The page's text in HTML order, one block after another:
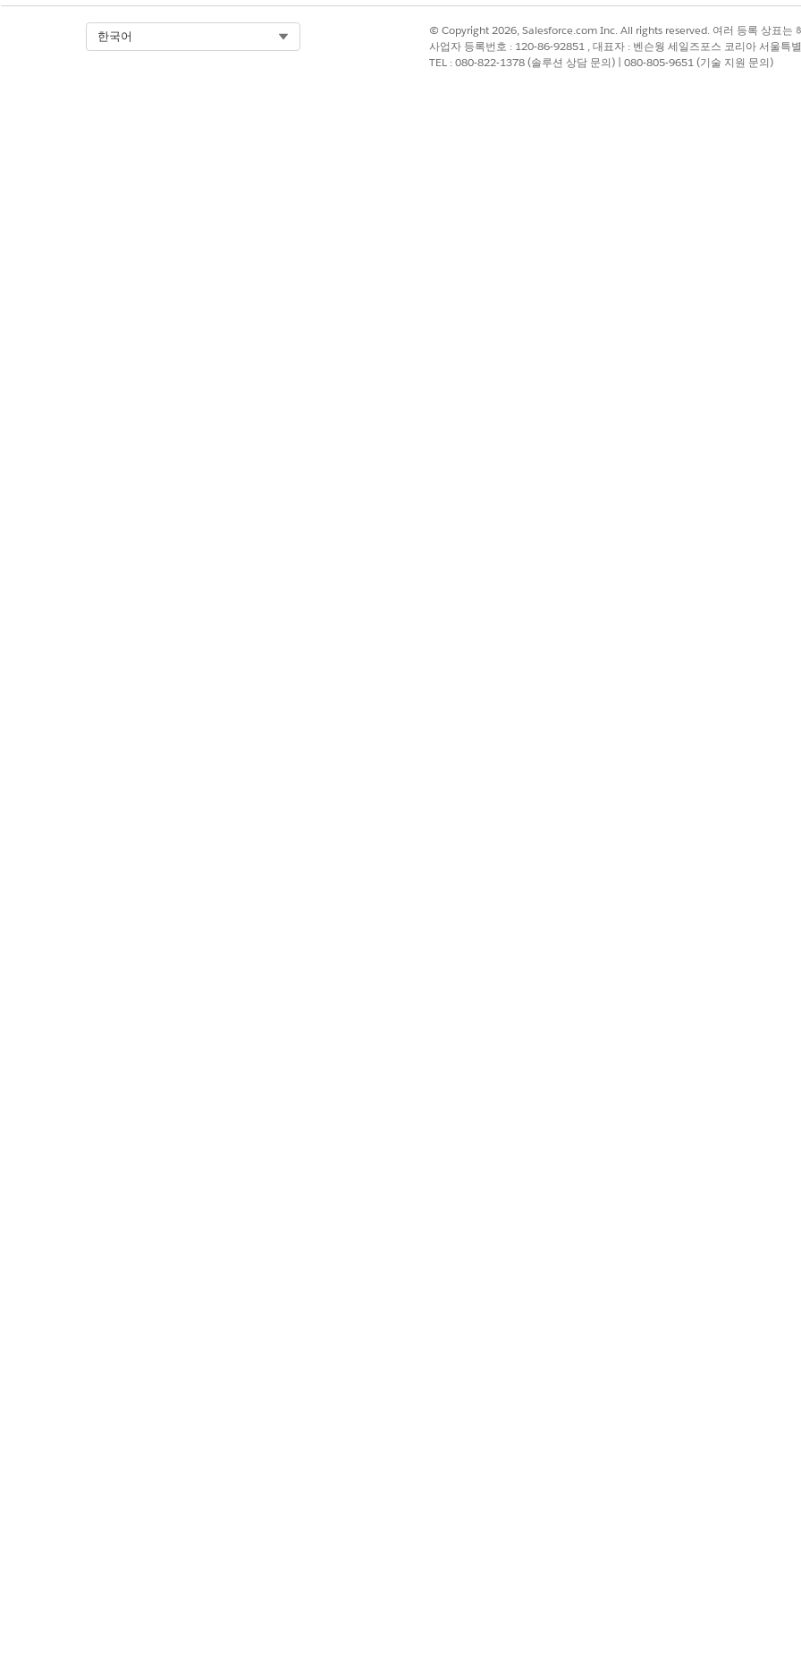
관리자 콘솔에서 트랜잭션 대기열을 매일 검토하여 하루 이상 트랜잭션이 새 상태로 남아 있지
이 연장 기간 동안 새 상태로 유지되는 경우 Life Sciences Cloud 모바일 앱의 기어 아이콘에서
수동 동기화를 수행하도록 지시합니다.
한국어
© Copyright 2026, Salesforce.com Inc. All rights reserved. 여러 등록 상표는
사업자 등록번호 : 120-86-92851 , 대표자 : 벤슨웡 세일즈포스 코리아 서울
TEL : 080-822-1378 (솔루션 상담 문의) | 080-805-9651 (기술 지원 문의)